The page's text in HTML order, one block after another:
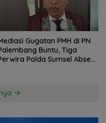
Gugatan PMH di PN
Buntu, Tiga
Polda Sumsel Absen,